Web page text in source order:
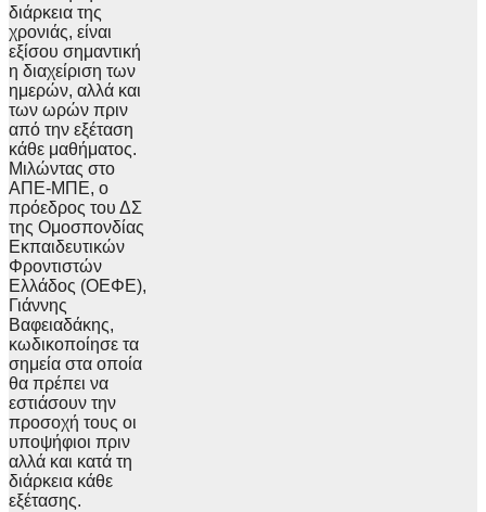
διάρκεια της
χρονιάς, είναι
εξίσου σημαντική
η διαχείριση των
ημερών, αλλά και
των ωρών πριν
από την εξέταση
κάθε μαθήματος.
Μιλώντας στο
ΑΠΕ-ΜΠΕ, ο
πρόεδρος του ΔΣ
της Ομοσπονδίας
Εκπαιδευτικών
Φροντιστών
Ελλάδος (ΟΕΦΕ),
Γιάννης
Βαφειαδάκης,
κωδικοποίησε τα
σημεία στα οποία
θα πρέπει να
εστιάσουν την
προσοχή τους οι
υποψήφιοι πριν
αλλά και κατά τη
διάρκεια κάθε
εξέτασης.